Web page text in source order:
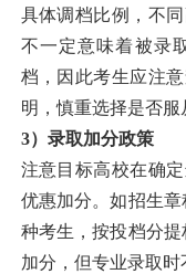
具体调档比例，不
不一定意味着被录
档，因此考生应注
明，慎重选择是否服
3）录取加分政策
注意目标高校在确
优惠加分。如招生
种考生，按投档分
加分，但专业录取时